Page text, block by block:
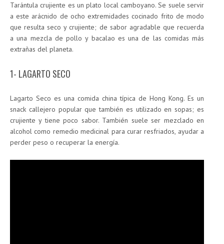
Tarántula crujiente es un plato local camboyano. Se suele servir
a este arácnido de ocho extremidades cocinado frito de modo
que resulta seco y crujiente; de sabor agradable que recuerda
a una mezcla de pollo y bacalao es una de las comidas más
extrañas del planeta.
1- LAGARTO SECO
Lagarto Seco es una comida china típica de Hong Kong. Es un
snack callejero popular que también es utilizado en sopas; es
crujiente y tiene poco sabor. También suele ser mezclado en
alcohol como remedio medicinal para curar resfriados, ayudar a
perder peso o recuperar la energía.